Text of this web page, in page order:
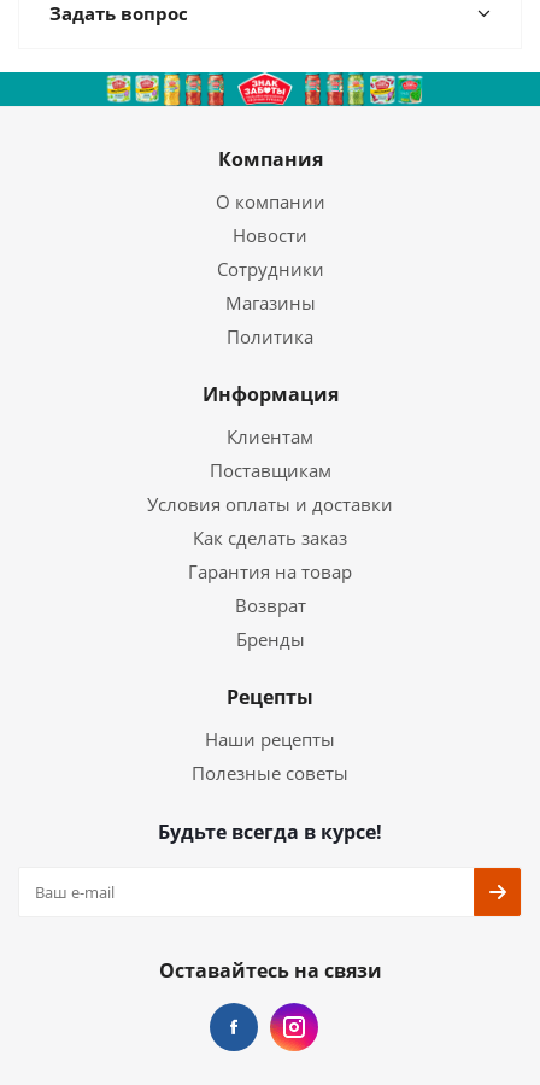
Задать вопрос
Компания
О компании
Новости
Сотрудники
Магазины
Политика
Информация
Клиентам
Поставщикам
Условия оплаты и доставки
Как сделать заказ
Гарантия на товар
Возврат
Бренды
Рецепты
Наши рецепты
Полезные советы
Будьте всегда в курсе!
Оставайтесь на связи